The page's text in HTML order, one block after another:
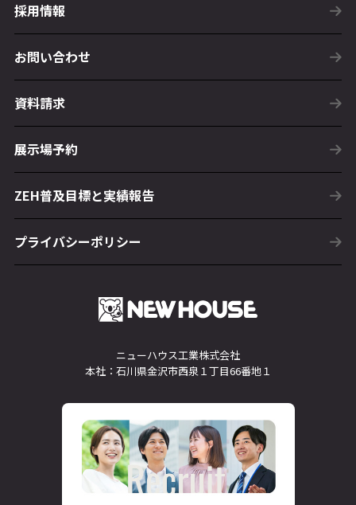
ニューハウス工業株式会社
本社：石川県金沢市西泉１丁目66番地１
採用情報
お問い合わせ
資料請求
展示場予約
ZEH普及目標と実績報告
プライバシーポリシー